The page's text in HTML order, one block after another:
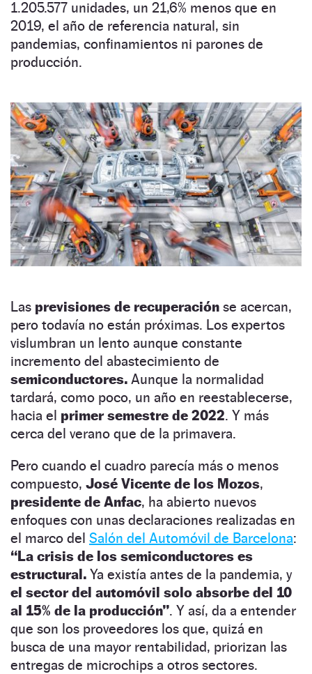
1.205.577 unidades, un 21,6% menos que en
2019, el año de referencia natural, sin
pandemias, confinamientos ni parones de
producción.
Las previsiones de recuperación se acercan,
pero todavía no están próximas. Los expertos
vislumbran un lento aunque constante
incremento del abastecimiento de
semiconductores. Aunque la normalidad
tardará, como poco, un año en reestablecerse,
hacia el primer semestre de 2022. Y más
cerca del verano que de la primavera.
Pero cuando el cuadro parecía más o menos
compuesto, José Vicente de los Mozos,
presidente de Anfac, ha abierto nuevos
enfoques con unas declaraciones realizadas en
el marco del Salón del Automóvil de Barcelona:
“La crisis de los semiconductores es
estructural. Ya existía antes de la pandemia, y
el sector del automóvil solo absorbe del 10
al 15% de la producción”. Y así, da a entender
que son los proveedores los que, quizá en
busca de una mayor rentabilidad, priorizan las
entregas de microchips a otros sectores.